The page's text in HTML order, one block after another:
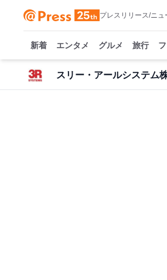
プレスリリース/ニ
新着 エンタメ グルメ 旅行
スリー・アールシステム